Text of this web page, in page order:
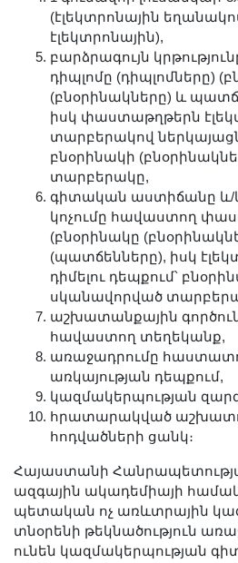
Երիտասարդ գիտնականի
ամբիոն
Մեր երախտավորները
Հայտարարություններ
Կայքի քարտեզ
Որոնում
(էլեկտրոնային
էլեկտրոնային),
բարձրագույն
դիպլոմը (դիպլոմները)
(բնօրինակները) և
իսկ փաստաթղթերն
տարբերակով
բնօրինակի
տարբերակը,
գիտական աստիճանը
կոչումը հավաստող
(բնօրինակը
(պատճենները), իսկ
դիմելու դեպքում՝
սկանավորված
աշխատանքային
հավաստող տեղեկանք,
առաջադրումը
առկայության դեպքում,
կազմակերպության
հրատարակված
հոդվածների ցանկ։
Հայաստանի
ազգային ակադեմիայի
պետական ոչ առևտրային
տնօրենի թեկնածություն
ունեն կազմակերպության